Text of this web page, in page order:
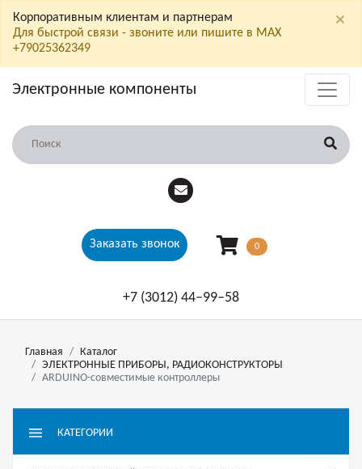
Корпоративным клиентам и партнерам
Для быстрой связи - звоните или пишите в МАХ
+79025362349
×
Электронные компоненты
Заказать звонок 0
+7 (3012) 44‒99‒58
Главная
Каталог
ЭЛЕКТРОННЫЕ ПРИБОРЫ, РАДИОКОНСТРУКТОРЫ
ARDUINO-совместимые контроллеры
КАТЕГОРИИ